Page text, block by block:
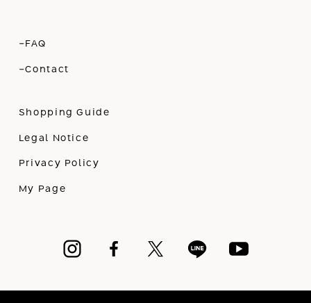
-FAQ
-Contact
Shopping Guide
Legal Notice
Privacy Policy
My Page